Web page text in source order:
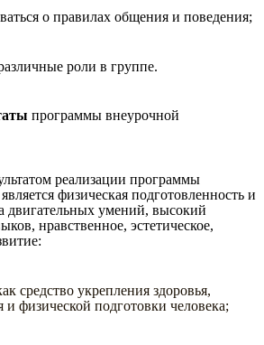
о правилах общения и поведения;
роли в группе.
программы внеурочной
реализации программы
физическая подготовленность и
двигательных умений, высокий
нравственное, эстетическое,
средство укрепления здоровья,
и физической подготовки человека;